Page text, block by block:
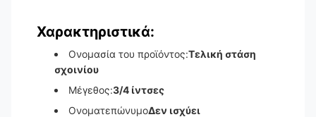
Χαρακτηριστικά:
Ονομασία του προϊόντος:Τελική στάση
σχοινίου
Μέγεθος:3/4 ίντσες
ΟνοματεπώνυμοΔεν ισχύει